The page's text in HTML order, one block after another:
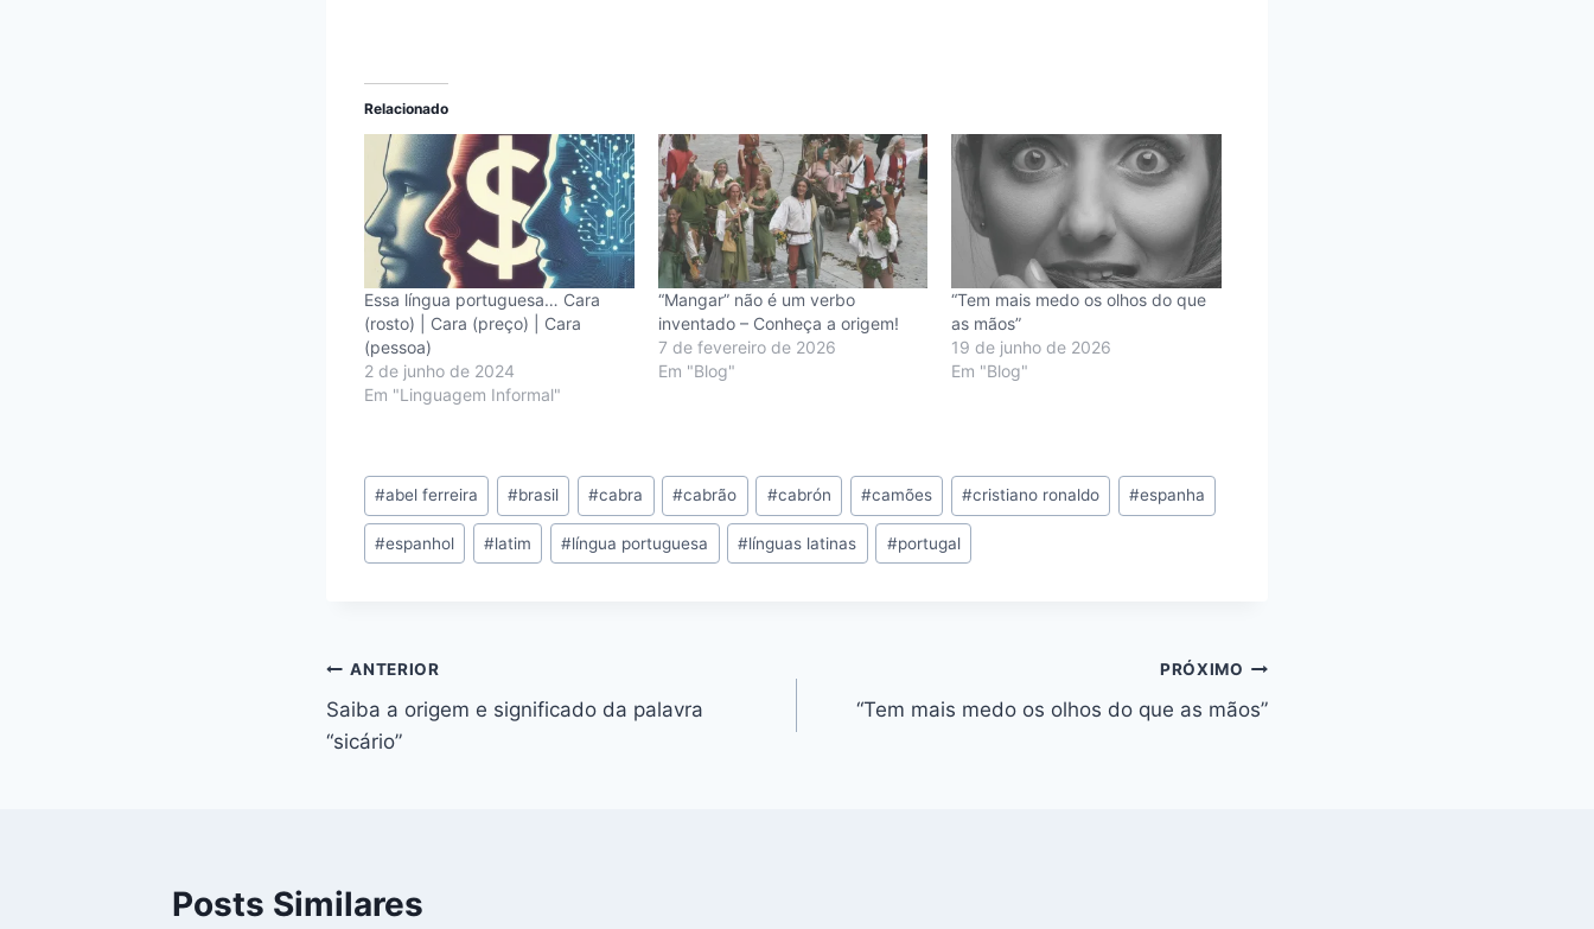
Relacionado
Essa língua portuguesa… Cara
(rosto) | Cara (preço) | Cara
(pessoa)
2 de junho de 2024
Em "Linguagem Informal"
“Mangar” não é um verbo
inventado – Conheça a origem!
7 de fevereiro de 2026
Em "Blog"
“Tem mais medo os olhos do que
as mãos”
19 de junho de 2026
Em "Blog"
#abel ferreira #brasil #cabra #cabrão #cabrón #camões #cristiano ronaldo #espanha
#espanhol #latim #língua portuguesa #línguas latinas #portugal
ANTERIOR
Saiba a origem e significado da palavra
“sicário”
PRÓXIMO
“Tem mais medo os olhos do que as mãos”
Posts Similares